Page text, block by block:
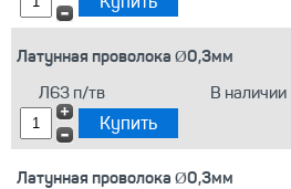
Латунная проволока Ø0,3мм
Л63 п/тв
В наличии
Латунная проволока Ø0,3мм